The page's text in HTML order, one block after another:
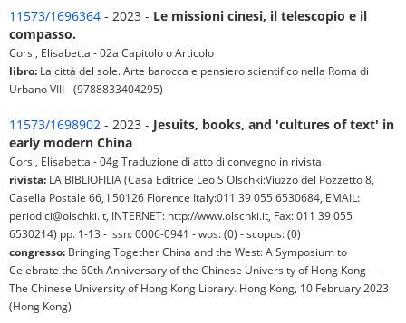
11573/1696364 - 2023 - Le missioni cinesi, il telescopio e il
compasso.
Corsi, Elisabetta - 02a Capitolo o Articolo
libro: La città del sole. Arte barocca e pensiero scientifico nella Roma di
Urbano VIII - (9788833404295)
11573/1698902 - 2023 - Jesuits, books, and 'cultures of text' in
early modern China
Corsi, Elisabetta - 04g Traduzione di atto di convegno in rivista
rivista: LA BIBLIOFILIA (Casa Editrice Leo S Olschki:Viuzzo del Pozzetto 8,
Casella Postale 66, I 50126 Florence Italy:011 39 055 6530684, EMAIL:
periodici@olschki.it, INTERNET: http://www.olschki.it, Fax: 011 39 055
6530214) pp. 1-13 - issn: 0006-0941 - wos: (0) - scopus: (0)
congresso: Bringing Together China and the West: A Symposium to
Celebrate the 60th Anniversary of the Chinese University of Hong Kong —
The Chinese University of Hong Kong Library. Hong Kong, 10 February 2023
(Hong Kong)